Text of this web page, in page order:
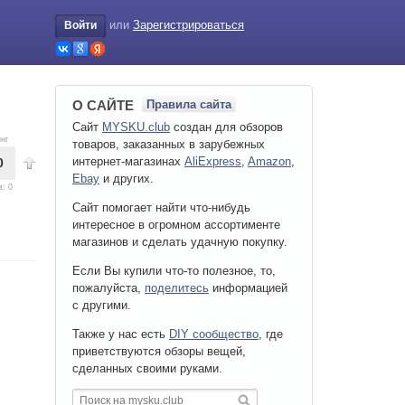
Войти или Зарегистрироваться
0
О САЙТЕ
Правила сайта
Сайт MYSKU.club cоздан для обзоров
товаров, заказанных в зарубежных
интернет-магазинах AliExpress, Amazon,
Ebay и других.
Сайт помогает найти что-нибудь
интересное в огромном ассортименте
магазинов и сделать удачную покупку.
Если Вы купили что-то полезное, то,
пожалуйста, поделитесь информацией
с другими.
Также у нас есть DIY сообщество, где
приветствуются обзоры вещей,
сделанных своими руками.